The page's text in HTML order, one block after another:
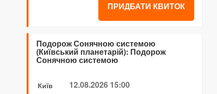
ПРИДБАТИ КВИТОК
Подорож Сонячною системою
(Київський планетарій): Подорож
Сонячною системою
Київ 12.08.2026 15:00